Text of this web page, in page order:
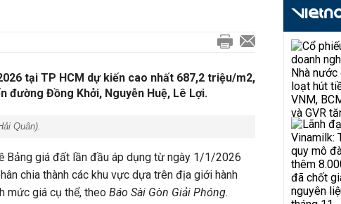
tại TP HCM dự kiến cao nhất 687,2 triệu/m2,
đường Đồng Khởi, Nguyễn Huệ, Lê Lợi.
Quân).
Bảng giá đất lần đầu áp dụng từ ngày 1/1/2026
chia thành các khu vực dựa trên địa giới hành
mức giá cụ thể, theo Báo Sài Gòn Giải Phóng.